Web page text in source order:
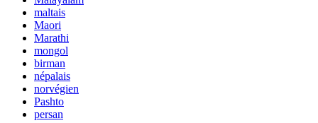
maltais
Maori
Marathi
mongol
birman
népalais
norvégien
Pashto
persan